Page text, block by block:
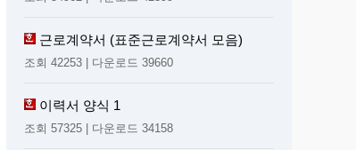
근로계약서 (표준근로계약서 모음)
조회 42253 | 다운로드 39660
이력서 양식 1
조회 57325 | 다운로드 34158